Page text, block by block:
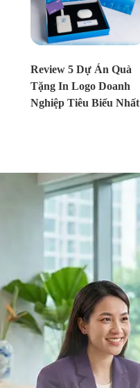
Review 5 Dự Án Quà
Tặng In Logo Doanh
Nghiệp Tiêu Biểu Nhất